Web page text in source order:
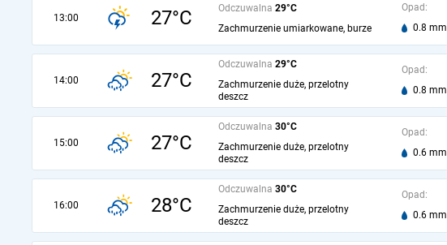
13:00 27°C Odczuwalna 29°C
Zachmurzenie umiarkowane, burze
Opad:
0.8 mm
14:00 27°C
Odczuwalna 29°C
Zachmurzenie duże, przelotny
deszcz
Opad:
0.8 mm
15:00 27°C
Odczuwalna 30°C
Zachmurzenie duże, przelotny
deszcz
Opad:
0.6 mm
16:00 28°C
Odczuwalna 30°C
Zachmurzenie duże, przelotny
deszcz
Opad:
0.6 mm